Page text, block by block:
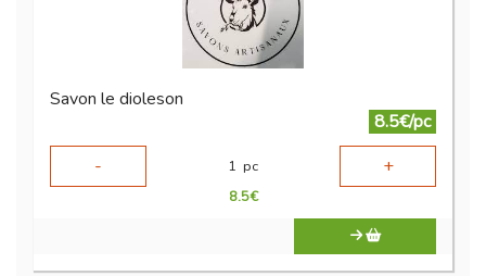
Savon le dioleson
8.5€/pc
-
1 pc +
8.5€